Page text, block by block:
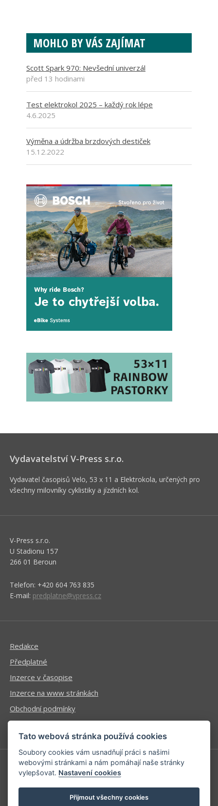
MOHLO BY VÁS ZAJÍMAT
Scott Spark 970: Nevšední univerzál
před 13 hodinami
Test elektrokol 2025 – každý rok lépe
4.6.2025
Výměna a údržba brzdových destiček
15.12.2022
Vydavatelství V-Press s.r.o.
Vydavatel časopisů Velo, 53 x 11 a Elektrokola, určených pro
všechny milovníky cyklistiky a jízdních kol.
V-Press s.r.o.
U Stadionu 157
266 01 Beroun
Telefon: +420 604 763 835
E-mail: predplatne@vpress.cz
Redakce
Předplatné
Inzerce v časopise
Inzerce na www stránkách
Obchodní podmínky
Ochrana osobních údajů
Příhlášení | Registrace
Kontaktní informace
Tato webová stránka používá cookies
Soubory cookies vám usnadňují práci s našimi
webovými stránkami a nám pomáhají naše stránky
vylepšovat. Nastavení cookies
Přijmout všechny cookies